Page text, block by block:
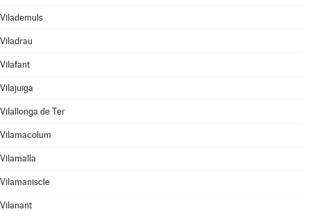
Vilademuls
Viladrau
Vilafant
Vilajuïga
Vilallonga de Ter
Vilamacolum
Vilamalla
Vilamaniscle
Vilanant